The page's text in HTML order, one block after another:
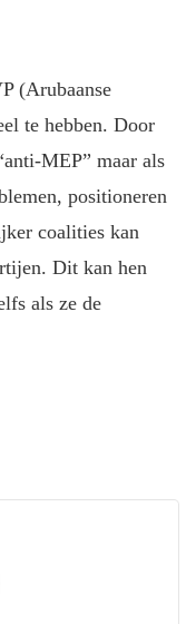
(Arubaanse
te hebben. Door
MEP” maar als
positioneren
coalities kan
Dit kan hen
als ze de